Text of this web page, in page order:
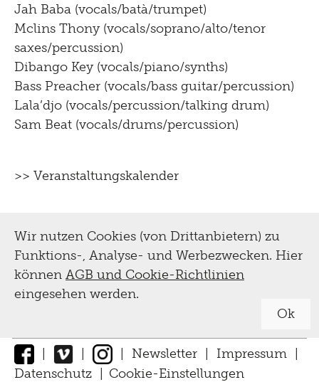
Jah Baba (vocals/batà/trumpet)
Mclins Thony (vocals/soprano/alto/tenor
saxes/percussion)
Dibango Key (vocals/piano/synths)
Bass Preacher (vocals/bass guitar/percussion)
Lala’djo (vocals/percussion/talking drum)
Sam Beat (vocals/drums/percussion)
>> Veranstaltungskalender
Wir nutzen Cookies (von Drittanbietern) zu
Funktions-, Analyse- und Werbezwecken. Hier
können AGB und Cookie-Richtlinien
eingesehen werden.
Ok
| | | Newsletter | Impressum |
Datenschutz
Cookie-Einstellungen